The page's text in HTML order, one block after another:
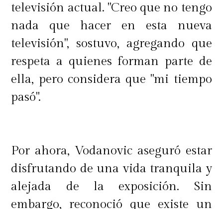
televisión actual. "Creo que no tengo
nada que hacer en esta nueva
televisión", sostuvo, agregando que
respeta a quienes forman parte de
ella, pero considera que "mi tiempo
pasó".
Por ahora, Vodanovic aseguró estar
disfrutando de una vida tranquila y
alejada de la exposición. Sin
embargo, reconoció que existe un